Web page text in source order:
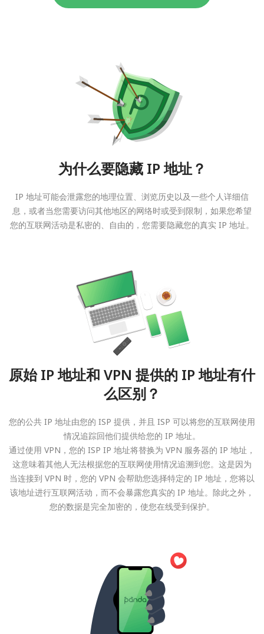
为什么要隐藏 IP 地址？
IP 地址可能会泄露您的地理位置、浏览历史以及一些个人详细信
息，或者当您需要访问其他地区的网络时或受到限制，如果您希望
您的互联网活动是私密的、自由的，您需要隐藏您的真实 IP 地址。
原始 IP 地址和 VPN 提供的 IP 地址有什
么区别？
您的公共 IP 地址由您的 ISP 提供，并且 ISP 可以将您的互联网使用
情况追踪回他们提供给您的 IP 地址。
通过使用 VPN，您的 ISP IP 地址将替换为 VPN 服务器的 IP 地址，
这意味着其他人无法根据您的互联网使用情况追溯到您。这是因为
当连接到 VPN 时，您的 VPN 会帮助您选择特定的 IP 地址，您将以
该地址进行互联网活动，而不会暴露您真实的 IP 地址。除此之外，
您的数据是完全加密的，使您在线受到保护。